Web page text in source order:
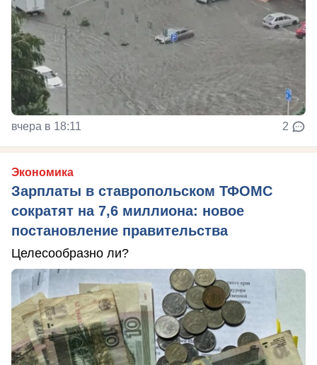
вчера в 18:11 2
Экономика
Зарплаты в ставропольском ТФОМС
сократят на 7,6 миллиона: новое
постановление правительства
Целесообразно ли?